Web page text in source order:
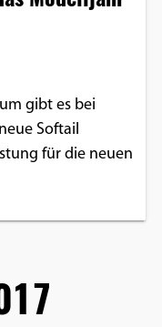
gibt es bei
Softail
für die neuen